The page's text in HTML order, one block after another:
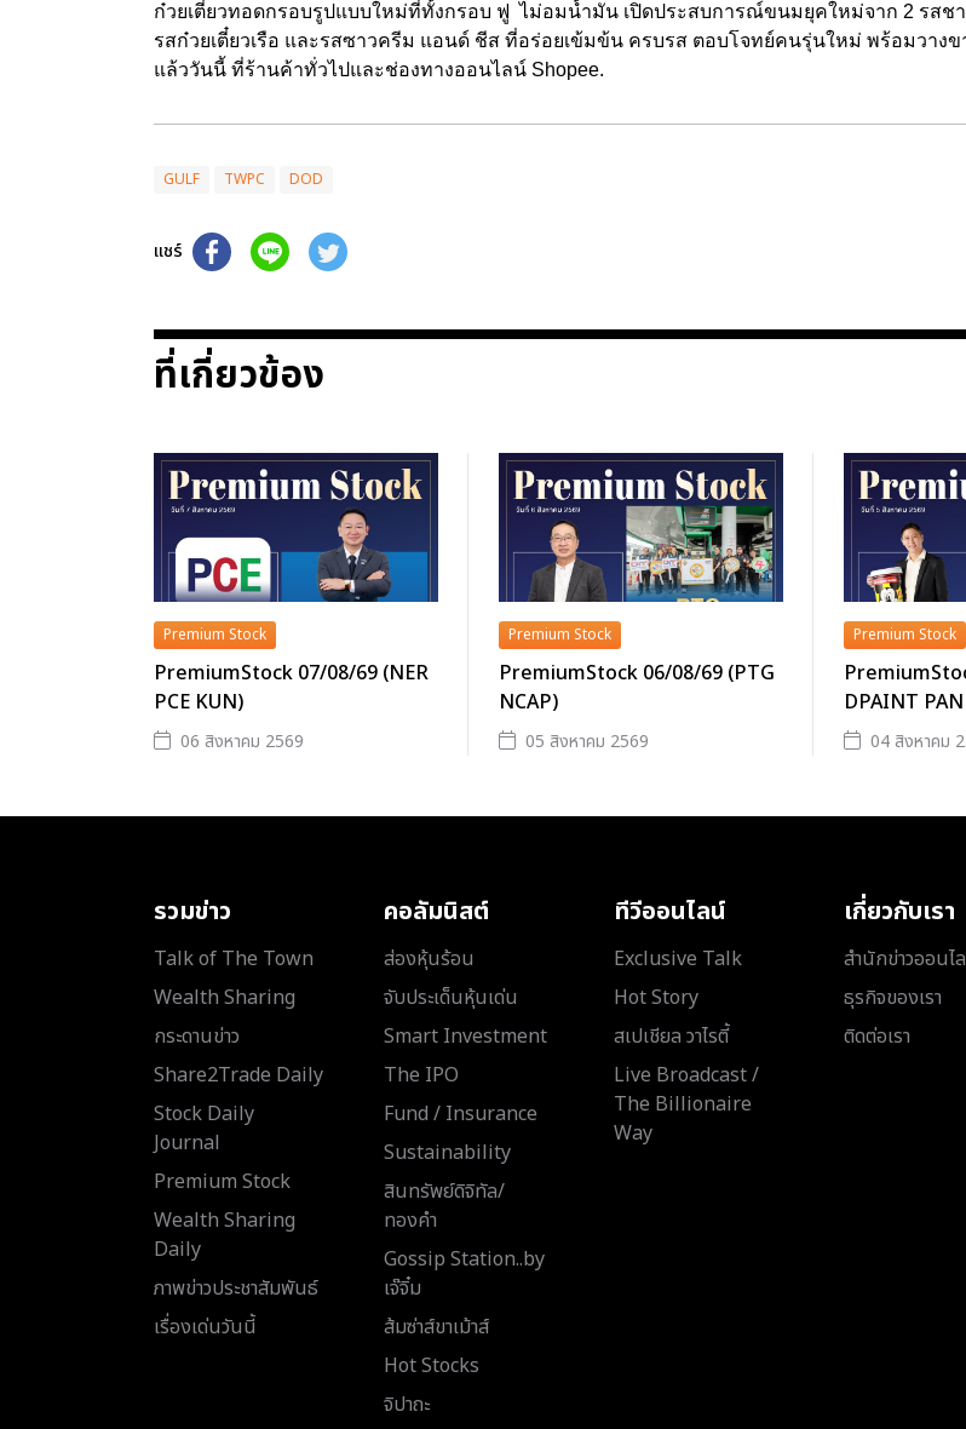
ก๋วยเตี๋ยวทอดกรอบรูปแบบใหม่ที่ทั้งกรอบ ฟู ไม่อมน้ำมัน เปิดประสบการณ์ขนมยุคใหม่จาก 2 รสช
รสก๋วยเตี๋ยวเรือ และรสซาวครีม แอนด์ ชีส ที่อร่อยเข้มข้น ครบรส ตอบโจทย์คนรุ่นใหม่ พร้อมวางข
แล้ววันนี้ ที่ร้านค้าทั่วไปและช่องทางออนไลน์ Shopee.
GULF TWPC DOD
แชร์
ที่เกี่ยวข้อง
Premium Stock
PremiumStock 07/08/69 (NER
PCE KUN)
06 สิงหาคม 2569
Premium Stock
PremiumStock 06/08/69 (PTG
NCAP)
05 สิงหาคม 2569
Premium Stock
DPAINT
04 สิงหาคม
รวมข่าว
Talk of The Town
Wealth Sharing
กระดานข่าว
Share2Trade Daily
Stock Daily
Journal
Premium Stock
Wealth Sharing
Daily
ภาพข่าวประชาสัมพันธ์
เรื่องเด่นวันนี้
คอลัมนิสต์
ส่องหุ้นร้อน
จับประเด็นหุ้นเด่น
Smart Investment
The IPO
Fund / Insurance
Sustainability
สินทรัพย์ดิจิทัล/
ทองคำ
Gossip Station..by
เจ๊จิ๋ม
ส้มซ่าส์ขาเม้าส์
Hot Stocks
จิปาถะ
ทีวีออนไลน์
Exclusive Talk
Hot Story
สเปเชียล วาไรตี้
Live Broadcast /
The Billionaire
Way
เกี่ยวกับเรา
สำนักข่าวออนไ
ธุรกิจของเรา
ติดต่อเรา